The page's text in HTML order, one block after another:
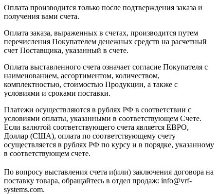
Оплата производится только после подтверждения заказа и
получения вами счета.
Оплата заказа, выраженных в счетах, производится путем
перечисления Покупателем денежных средств на расчетный
счет Поставщика, указанный в счете.
Оплата выставленного счета означает согласие Покупателя с
наименованием, ассортиментом, количеством,
комплектностью, стоимостью Продукции, а также с
условиями и сроками поставки.
Платежи осуществляются в рублях РФ в соответствии с
условиями оплаты, указанными в соответствующем Счете.
Если валютой соответствующего счета является ЕВРО,
Доллар (США), оплата по соответствующему cчету
осуществляется в рублях РФ по курсу и в порядке, указанному
в соответствующем cчете.
По вопросу выставления счета и(или) заключения договора на
поставку товара, обращайтесь в отдел продаж: info@vrf-
systems.com.